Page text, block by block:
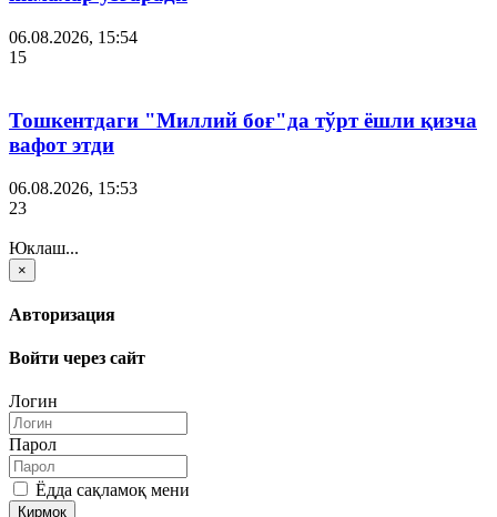
06.08.2026, 15:54
15
Тошкентдаги "Миллий боғ"да тўрт ёшли қизча
вафот этди
06.08.2026, 15:53
23
Юклаш...
×
Авторизация
Войти через сайт
Логин
Парол
Ёдда сақламоқ мени